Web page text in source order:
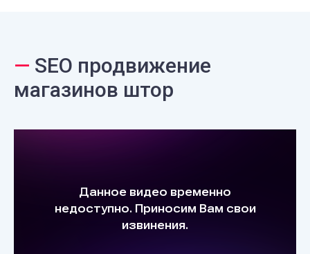
— SEO продвижение
магазинов штор